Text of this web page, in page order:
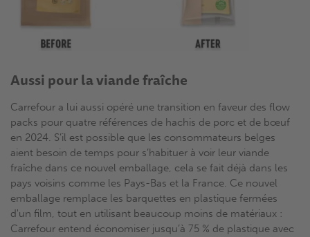
Aussi pour la viande fraîche
Carrefour a lui aussi opéré une transition en faveur des flow
packs pour quatre références de hachis de porc et de bœuf
en 2024. S’il est possible que les consommateurs belges
aient besoin de temps pour s’habituer à voir leur viande
fraîche dans ce nouvel emballage, cela se fait déjà dans les
pays voisins comme les Pays-Bas et la France. Ce nouvel
emballage remplace les barquettes en plastique fermées
d'un film, tout en utilisant beaucoup moins de matériaux :
Carrefour entend économiser jusqu’à 75 % de plastique avec